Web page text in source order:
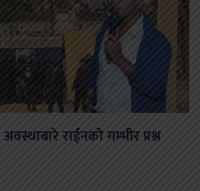
राईनको गम्भीर प्रश्न